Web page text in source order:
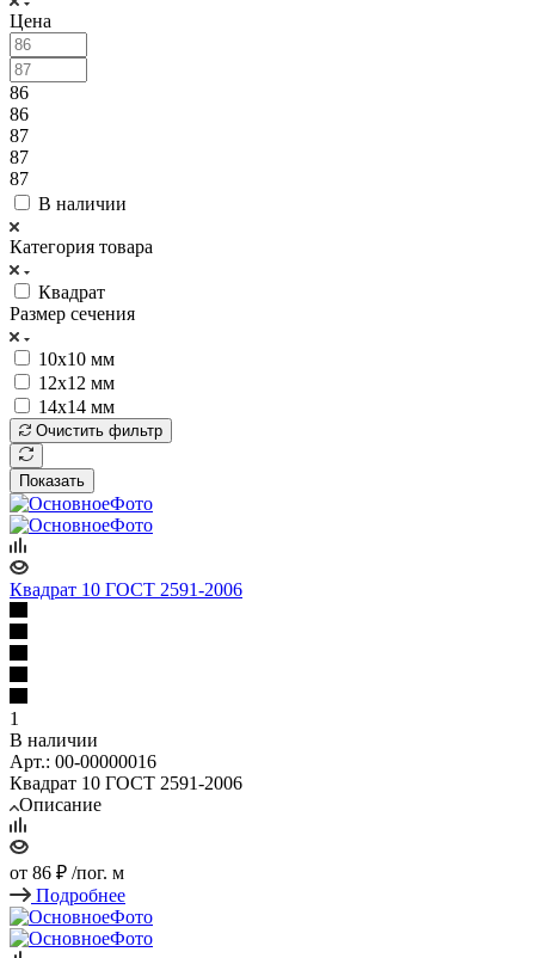
Цена
86
86
87
87
87
В наличии
Категория товара
Квадрат
Размер сечения
10х10 мм
12х12 мм
14х14 мм
Очистить фильтр
Показать
Квадрат 10 ГОСТ 2591-2006
1
В наличии
Арт.: 00-00000016
Квадрат 10 ГОСТ 2591-2006
Описание
от 86 ₽ /пог. м
Подробнее